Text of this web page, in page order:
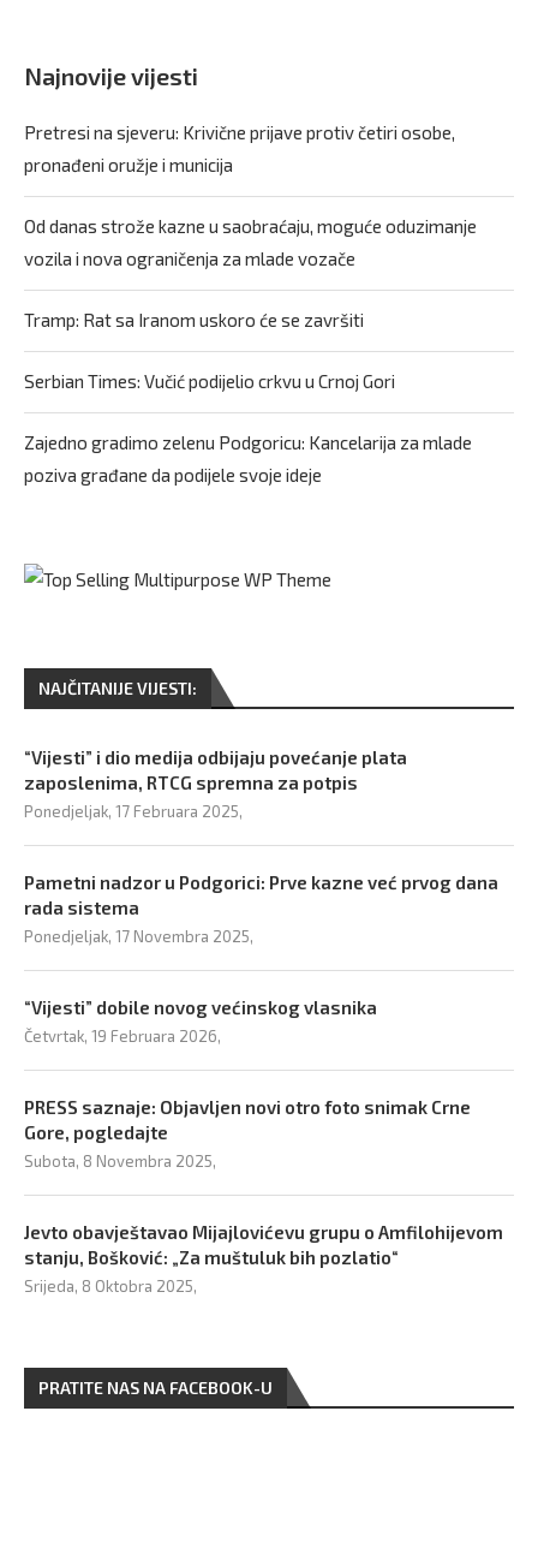
Najnovije vijesti
Pretresi na sjeveru: Krivične prijave protiv četiri osobe,
pronađeni oružje i municija
Od danas strože kazne u saobraćaju, moguće oduzimanje
vozila i nova ograničenja za mlade vozače
Tramp: Rat sa Iranom uskoro će se završiti
Serbian Times: Vučić podijelio crkvu u Crnoj Gori
Zajedno gradimo zelenu Podgoricu: Kancelarija za mlade
poziva građane da podijele svoje ideje
NAJČITANIJE VIJESTI:
“Vijesti” i dio medija odbijaju povećanje plata
zaposlenima, RTCG spremna za potpis
Ponedjeljak, 17 Februara 2025,
Pametni nadzor u Podgorici: Prve kazne već prvog dana
rada sistema
Ponedjeljak, 17 Novembra 2025,
“Vijesti” dobile novog većinskog vlasnika
Četvrtak, 19 Februara 2026,
PRESS saznaje: Objavljen novi otro foto snimak Crne
Gore, pogledajte
Subota, 8 Novembra 2025,
Jevto obavještavao Mijajlovićevu grupu o Amfilohijevom
stanju, Bošković: „Za muštuluk bih pozlatio“
Srijeda, 8 Oktobra 2025,
PRATITE NAS NA FACEBOOK-U